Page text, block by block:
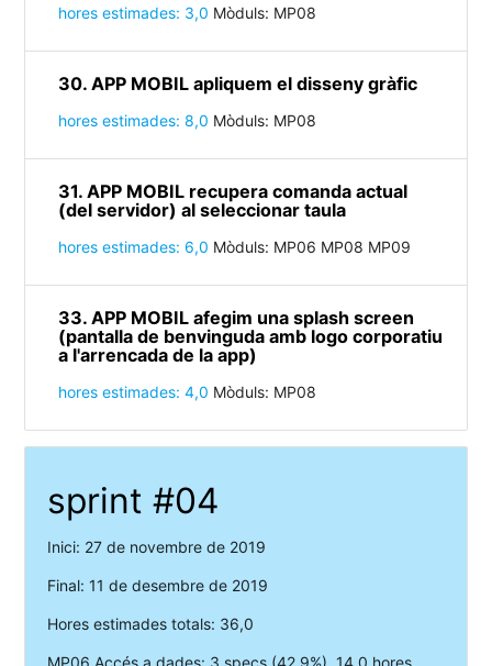
hores estimades: 3,0 Mòduls: MP08
30. APP MOBIL apliquem el disseny gràfic
hores estimades: 8,0 Mòduls: MP08
31. APP MOBIL recupera comanda actual
(del servidor) al seleccionar taula
hores estimades: 6,0 Mòduls: MP06 MP08 MP09
33. APP MOBIL afegim una splash screen
(pantalla de benvinguda amb logo corporatiu
a l'arrencada de la app)
hores estimades: 4,0 Mòduls: MP08
sprint #04
Inici: 27 de novembre de 2019
Final: 11 de desembre de 2019
Hores estimades totals: 36,0
MP06 Accés a dades: 3 specs (42,9%), 14,0 hores